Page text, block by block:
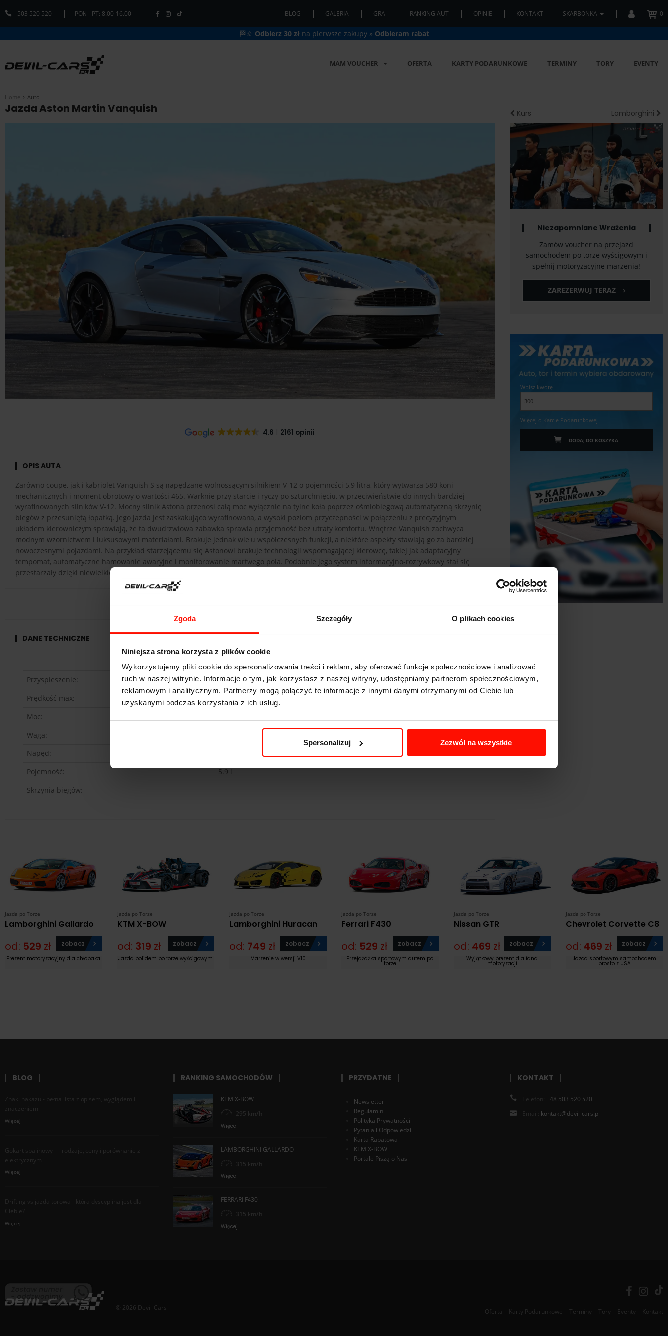
Zgoda Szczegóły O plikach cookies
Niniejsza strona korzysta z plików cookie
Wykorzystujemy pliki cookie do spersonalizowania treści i reklam, aby oferować funkcje społecznościowe i analizować
ruch w naszej witrynie. Informacje o tym, jak korzystasz z naszej witryny, udostępniamy partnerom społecznościowym,
reklamowym i analitycznym. Partnerzy mogą połączyć te informacje z innymi danymi otrzymanymi od Ciebie lub
uzyskanymi podczas korzystania z ich usług.
Spersonalizuj Zezwól na wszystkie
503 520 520 PON - PT: 8.00-16.00 BLOG GALERIA GRA RANKING AUT OPINIE KONTAKT SKARBONKA 0
🏁🔆 Odbierz 30 zł na pierwsze zakupy » Odbieram rabat
MAM VOUCHER OFERTA KARTY PODARUNKOWE TERMINY TORY EVENTY
Home Auto
Jazda Aston Martin Vanquish
4.6 2161 opinii
OPIS AUTA
Zarówno coupe, jak i kabriolet Vanquish S są napędzane wolnossącym silnikiem V-12 o pojemności 5,9 litra, który wytwarza 580 koni
mechanicznych i moment obrotowy o wartości 465. Warknie przy starcie i ryczy po szturchnięciu, w przeciwieństwie do innych bardziej
wyrafinowanych silników V-12. Mocny silnik Astona przenosi całą moc wyłącznie na tylne koła poprzez ośmiobiegową automatyczną skrzynię
biegów z przesuniętą łopatką. Jego jazda jest zaskakująco wyrafinowana, a wysoki poziom przyczepności w połączeniu z precyzyjnym
układem kierowniczym sprawiają, że ta dwudrzwiowa zabawka sprawia przyjemność bez utraty komfortu. Wnętrze Vanquish zachwyca
modnym wzornictwem i luksusowymi materiałami. Brakuje jednak wielu współczesnych funkcji, a niektóre aspekty stawiają go za bardziej
nowoczesnymi pojazdami. Na przykład starzejącemu się Astonowi brakuje technologii wspomagającej kierowcę, takiej jak adaptacyjny
tempomat, automatyczne hamowanie awaryjne i monitorowanie martwego pola. Podobnie jego system informacyjno-rozrywkowy stał się
przestarzały dzięki niewielkiemu 6,5-calowemu ekranowi i bez funkcji Apple CarPlay ani Android Auto.
DANE TECHNICZNE
Przyspieszenie:
4.4s do 100 km/h
Prędkość max:
km/h
Moc:
Waga:
Napęd:
Pojemność:
5.9 l
Skrzynia biegów:
Kurs Lamborghini
Niezapomniane Wrażenia
Zamów voucher na przejazd
samochodem po torze wyścigowym i
spełnij motoryzacyjne marzenia!
ZAREZERWUJ TERAZ
Wpisz kwotę
Więcej o Karcie Podarunkowej
DODAJ DO KOSZYKA
Jazda po Torze
Lamborghini Gallardo
od: 529 zł zobacz
Prezent motoryzacyjny dla chłopaka
Jazda po Torze
KTM X-BOW
od: 319 zł zobacz
Jazda bolidem po torze wyścigowym
Jazda po Torze
Lamborghini Huracan
od: 749 zł zobacz
Marzenie w wersji V10
Jazda po Torze
Ferrari F430
od: 529 zł zobacz
Przejażdżka sportowym autem po
torze
Jazda po Torze
Nissan GTR
od: 469 zł zobacz
Wyjątkowy prezent dla fana
motoryzacji
Jazda po Torze
Chevrolet Corvette C8
od: 469 zł zobacz
Jazda sportowym samochodem
prosto z USA
BLOG
Znaki nakazu - pełna lista z opisem, wyglądem i
znaczeniem
Więcej
Gokart spalinowy — rodzaje, ceny i porównanie z
elektrycznym
Więcej
Drifting vs jazda torowa - która dyscyplina jest dla
Ciebie?
Więcej
RANKING SAMOCHODÓW
KTM X-BOW
295 km/h
Więcej
LAMBORGHINI GALLARDO
315 km/h
Więcej
FERRARI F430
315 km/h
Więcej
PRZYDATNE
Newsletter
Regulamin
Polityka Prywatności
Pytania i Odpowiedzi
Karta Rabatowa
KTM X-BOW
Portale Piszą o Nas
KONTAKT
Telefon: +48 503 520 520
Email: kontakt@devil-cars.pl
Oferta Karty Podarunkowe Terminy Tory Eventy Kontakt
© 2026 Devil-Cars